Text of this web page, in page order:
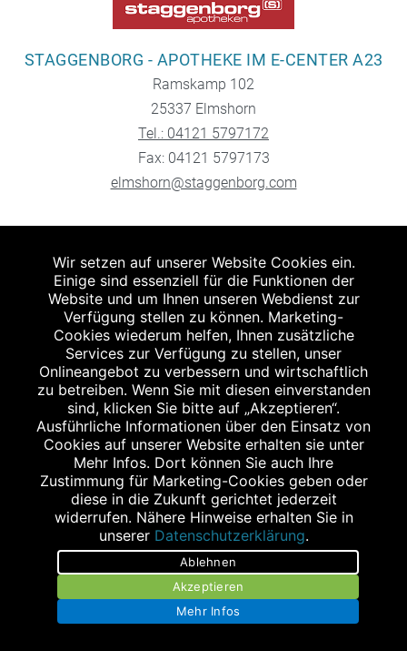
STAGGENBORG - APOTHEKE IM E-CENTER A23
Ramskamp 102
25337 Elmshorn
Tel.: 04121 5797172
Fax: 04121 5797173
elmshorn@staggenborg.com
STAGGENBORG - APOTHEKE AM KOPPELDAMM
Koppeldamm 27b
25335 Elmshorn
Tel.: 04121 5780253
Fax: 04121 5780254
koppeldamm@staggenborg.com
Stellenangebote
Impressum
Wir setzen auf unserer Website Cookies ein.
Einige sind essenziell für die Funktionen der
Website und um Ihnen unseren Webdienst zur
Verfügung stellen zu können. Marketing-
Cookies wiederum helfen, Ihnen zusätzliche
Services zur Verfügung zu stellen, unser
Onlineangebot zu verbessern und wirtschaftlich
zu betreiben. Wenn Sie mit diesen einverstanden
sind, klicken Sie bitte auf „Akzeptieren“.
Ausführliche Informationen über den Einsatz von
Cookies auf unserer Website erhalten sie unter
Mehr Infos. Dort können Sie auch Ihre
Zustimmung für Marketing-Cookies geben oder
diese in die Zukunft gerichtet jederzeit
widerrufen. Nähere Hinweise erhalten Sie in
unserer Datenschutzerklärung.
Ablehnen
Akzeptieren
Mehr Infos